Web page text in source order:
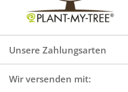
Unsere Zahlungsarten
Wir versenden mit: